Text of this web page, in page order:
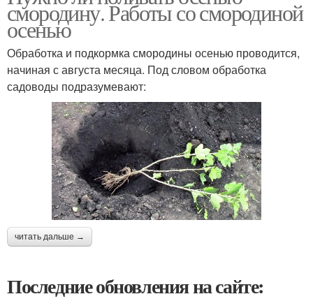
смородину. Работы со смородиной
осенью
Обработка и подкормка смородины осенью проводится,
начиная с августа месяца. Под словом обработка
садоводы подразумевают:
читать дальше →
Последние обновления на сайте: